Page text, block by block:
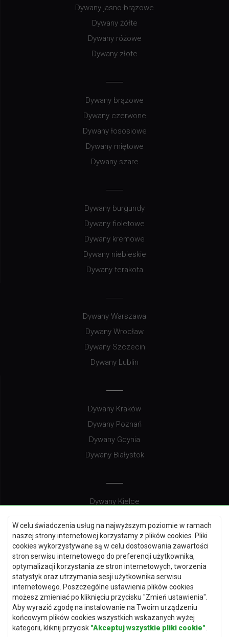
W celu świadczenia usług na najwyższym poziomie w ramach
naszej strony internetowej korzystamy z plików cookies. Pliki
cookies wykorzystywane są w celu dostosowania zawartości
stron serwisu internetowego do preferencji użytkownika,
optymalizacji korzystania ze stron internetowych, tworzenia
statystyk oraz utrzymania sesji użytkownika serwisu
internetowego. Poszczególne ustawienia plików cookies
możesz zmieniać po kliknięciu przycisku "Zmień ustawienia".
Aby wyrazić zgodę na instalowanie na Twoim urządzeniu
końcowym plików cookies wszystkich wskazanych wyżej
kategorii, kliknij przycisk "Akceptuj wszystkie pliki cookie"
Dywany jasno-brązowe
Dywany żółte
Dywany różowe
Dywany złote
Dywany brązowe
Dywany czerwone
Dywany łososiowe
Dywany miętowe
Dywany szare
Dywany burgundy
Dywany fioletowe
Dywany kremowe
Dywany niebieskie
Dywany terakota
Dywany Warszawa
Dywany Wrocław
Dywany Szczecin
Dywany Lublin
Dywany Kraków
Dywany Poznań
Dywany Gdynia
Dywany Białystok
Dywany Kielce
Dywany Gdańsk
Dywany Toruń
Dywany Bydgoszcz
Dywany Łódź
Dywany Katowice
Dywany Rzeszów